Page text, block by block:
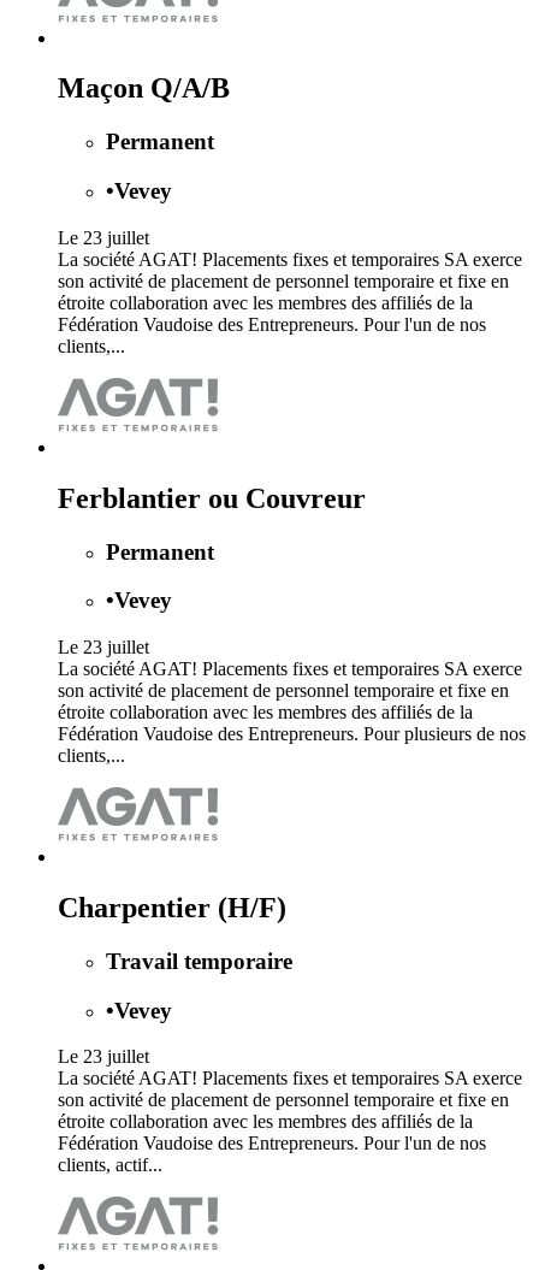
Maçon Q/A/B
Permanent
•Vevey
Le 23 juillet
La société AGAT! Placements fixes et temporaires SA exerce
son activité de placement de personnel temporaire et fixe en
étroite collaboration avec les membres des affiliés de la
Fédération Vaudoise des Entrepreneurs. Pour l'un de nos
clients,...
Ferblantier ou Couvreur
Permanent
•Vevey
Le 23 juillet
La société AGAT! Placements fixes et temporaires SA exerce
son activité de placement de personnel temporaire et fixe en
étroite collaboration avec les membres des affiliés de la
Fédération Vaudoise des Entrepreneurs. Pour plusieurs de nos
clients,...
Charpentier (H/F)
Travail temporaire
•Vevey
Le 23 juillet
La société AGAT! Placements fixes et temporaires SA exerce
son activité de placement de personnel temporaire et fixe en
étroite collaboration avec les membres des affiliés de la
Fédération Vaudoise des Entrepreneurs. Pour l'un de nos
clients, actif...